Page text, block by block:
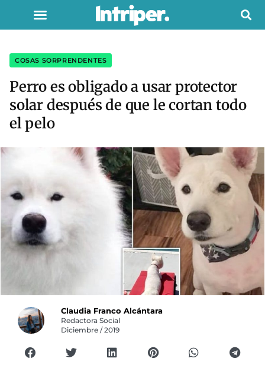
COSAS SORPRENDENTES
Perro es obligado a usar protector
solar después de que le cortan todo
el pelo
Claudia Franco Alcántara
Redactora Social
Diciembre / 2019